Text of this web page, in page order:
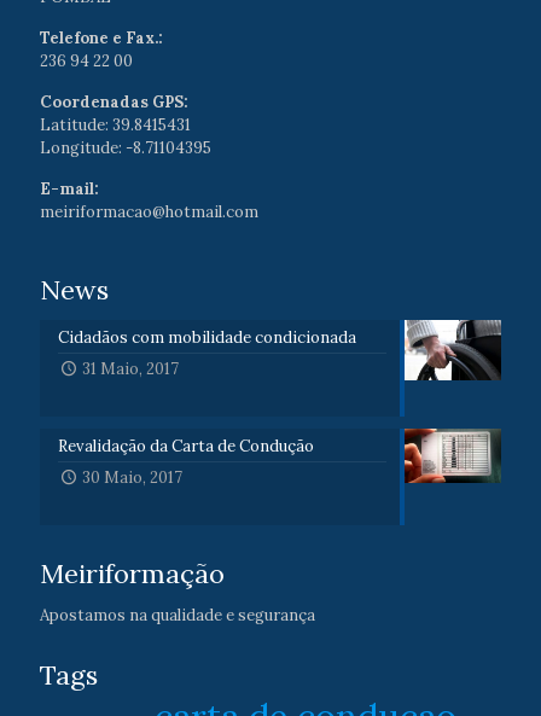
Telefone e Fax.:
236 94 22 00
Coordenadas GPS:
Latitude: 39.8415431
Longitude: -8.71104395
E-mail:
meiriformacao@hotmail.com
News
Cidadãos com mobilidade condicionada
31 Maio, 2017
Revalidação da Carta de Condução
30 Maio, 2017
Meiriformação
Apostamos na qualidade e segurança
Tags